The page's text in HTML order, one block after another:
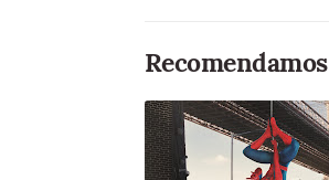
Recomendamos